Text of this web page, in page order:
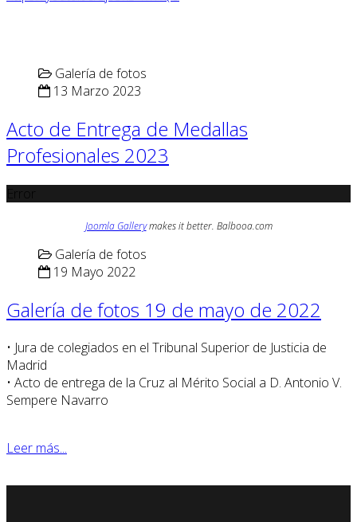
Galería de fotos
13 Marzo 2023
Acto de Entrega de Medallas
Profesionales 2023
Joomla Gallerymakes it better. Balbooa.com
Galería de fotos
19 Mayo 2022
Galería de fotos 19 de mayo de 2022
• Jura de colegiados en el Tribunal Superior de Justicia de
Madrid
• Acto de entrega de la Cruz al Mérito Social a D. Antonio V.
Sempere Navarro
Leer más...